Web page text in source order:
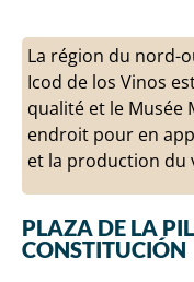
La région du nord-
Icod de los Vinos
qualité et le Musée
endroit pour en
et la production du
PLAZA DE LA
CONSTITUCIÓN